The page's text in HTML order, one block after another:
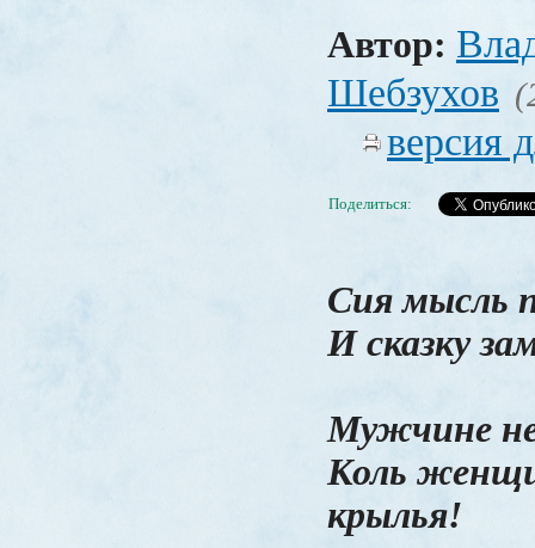
Автор:
Шебзухов
версия
Поделиться:
Сия мысль
И сказку
Мужчине
Коль
крылья!